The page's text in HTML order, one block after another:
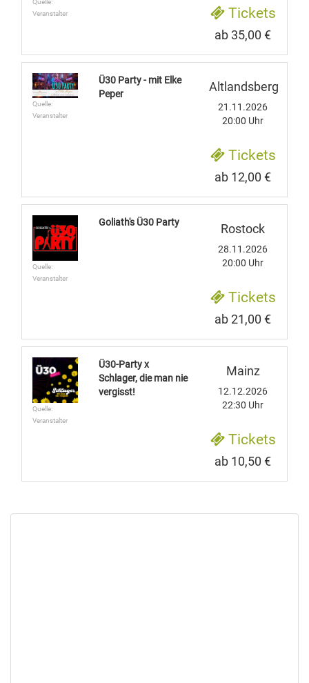
Quelle:
Veranstalter
Tickets
ab 35,00 €
Quelle:
Veranstalter
Ü30 Party - mit Elke
Peper
Altlandsberg
21.11.2026
20:00 Uhr
Tickets
ab 12,00 €
Quelle:
Veranstalter
Goliath's Ü30 Party Rostock
28.11.2026
20:00 Uhr
Tickets
ab 21,00 €
Quelle:
Veranstalter
Ü30-Party x
Schlager, die man nie
vergisst!
Mainz
12.12.2026
22:30 Uhr
Tickets
ab 10,50 €